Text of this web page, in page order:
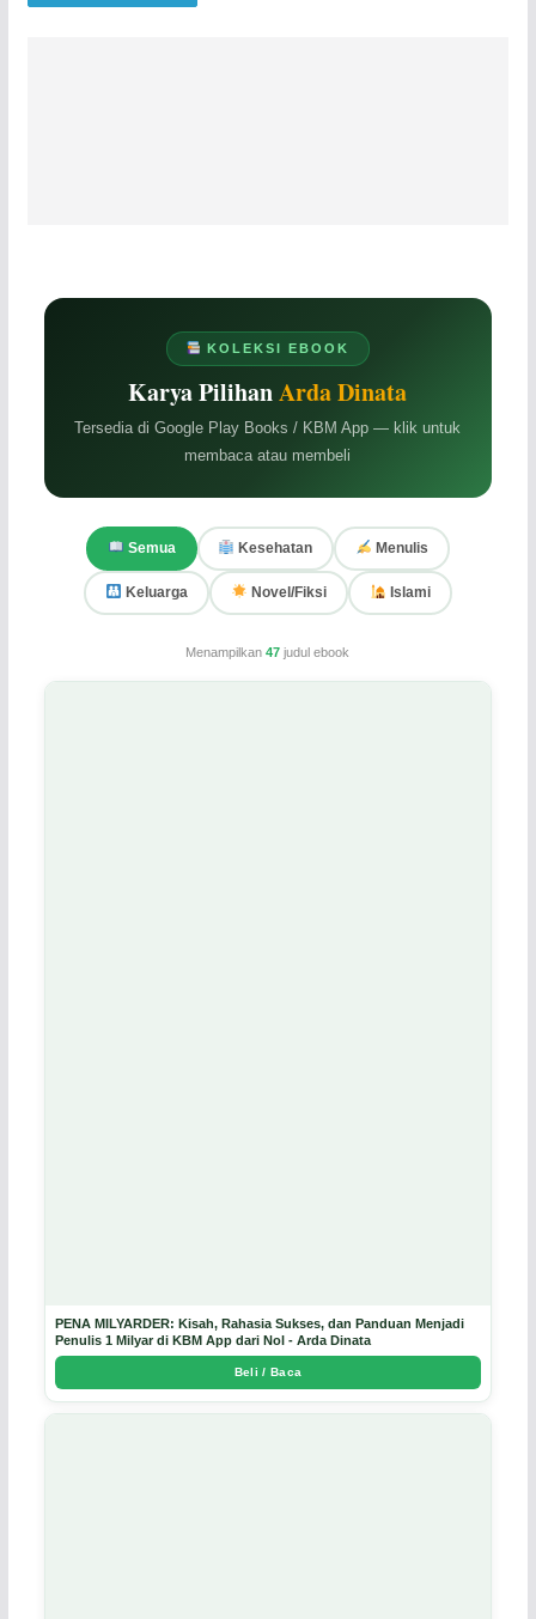
KOLEKSI EBOOK
Karya PilihanArda Dinata
Tersedia di Google Play Books / KBM App — klik untuk
membaca atau membeli
Semua Kesehatan Menulis
Keluarga Novel/Fiksi Islami
Menampilkan47 judul ebook
PENA MILYARDER: Kisah, Rahasia Sukses, dan Panduan Menjadi
Penulis 1 Milyar di KBM App dari Nol - Arda Dinata
Beli / Baca